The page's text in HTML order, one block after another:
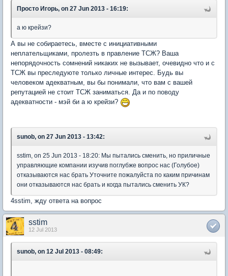
Просто Игорь, on 27 Jun 2013 - 16:19:
а ю крейзи?
А вы не собираетесь, вместе с инициативными
неплательщиками, пролезть в правление ТСЖ? Ваша
непорядочность сомнений никаких не вызывает, очевидно что и с
ТСЖ вы преследуюте только личные интерес. Будь вы
человеком адекватным, вы бы понимали, что вам с вашей
репутацией не стоит ТСЖ заниматься. Да и по поводу
адекватности - мэй би а ю крейзи?
sunob, on 27 Jun 2013 - 13:42:
sstim, on 25 Jun 2013 - 18:20: Мы пытались сменить, но приличные
управляющие компании изучив поглубже вопрос нас (Голубое)
отказываются нас брать Уточните пожалуйста по каким причинам
они отказываются нас брать и когда пытались сменить УК?
4sstim, жду ответа на вопрос
sstim
12 Jul 2013
sunob, on 12 Jul 2013 - 08:49: